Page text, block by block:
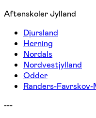
Aftenskoler Jylland
Djursland
Herning
Nordals
Nordvestjylland
Odder
Randers-
---